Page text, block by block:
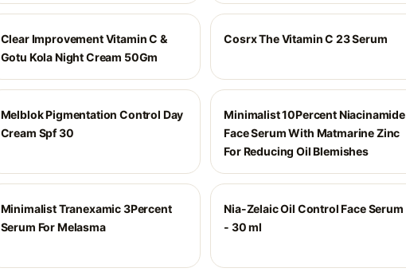
Clear Improvement Vitamin C &
Gotu Kola Night Cream 50Gm
Cosrx The Vitamin C 23 Serum
Melblok Pigmentation Control Day
Cream Spf 30
Minimalist 10Percent Niacinamide
Face Serum With Matmarine Zinc
For Reducing Oil Blemishes
Minimalist Tranexamic 3Percent
Serum For Melasma
Nia-Zelaic Oil Control Face Serum
- 30 ml